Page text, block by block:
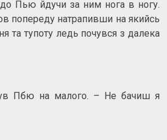
йдучи за ним нога в ногу.
попереду натрапивши на якийсь
та тупоту ледь почувся з далека
Пбю на малого. – Не бачиш я